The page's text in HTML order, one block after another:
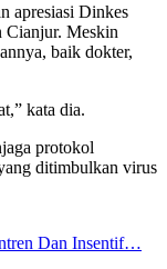
apresiasi Dinkes
Cianjur. Meskin
baik dokter,
kata dia.
protokol
ditimbulkan virus
Dan Insentif…